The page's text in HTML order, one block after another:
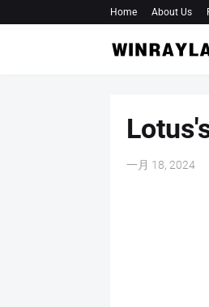
Home About Us
一月 18, 2024